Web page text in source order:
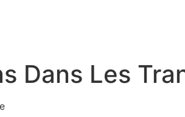
Dans Les